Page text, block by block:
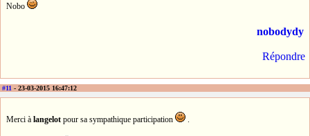
Nobo
nobodydy
Répondre
#11 - 23-03-2015 16:47:12
Merci à langelot pour sa sympathique participation .